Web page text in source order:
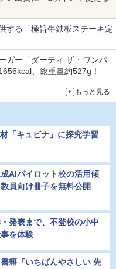
する「極旨牛鉄板ステーキ定
ガー「ダーティ ザ・ワンパ
、総重量約527g！
もっと見る
「キュビナ」に探究学習
AIパイロット校の活用傾
員向け冊子を無料公開
発表まで、不登校の小中
を体験
書籍『いちばんやさしい 先